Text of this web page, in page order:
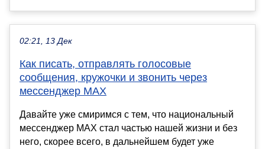
02:21, 13 Дек
Как писать, отправлять голосовые
сообщения, кружочки и звонить через
мессенджер MAX
Давайте уже смиримся с тем, что национальный
мессенджер MAX стал частью нашей жизни и без
него, скорее всего, в дальнейшем будет уже